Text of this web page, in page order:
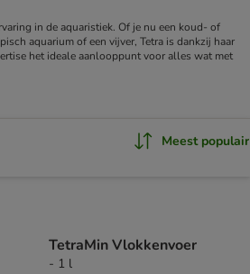
in de aquaristiek. Of je nu een koud- of
aquarium of een vijver, Tetra is dankzij haar
het ideale aanlooppunt voor alles wat met
Meest populair
TetraMin Vlokkenvoer
- 1 l